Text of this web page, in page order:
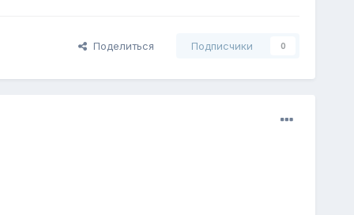
Поделиться Подписчики 0